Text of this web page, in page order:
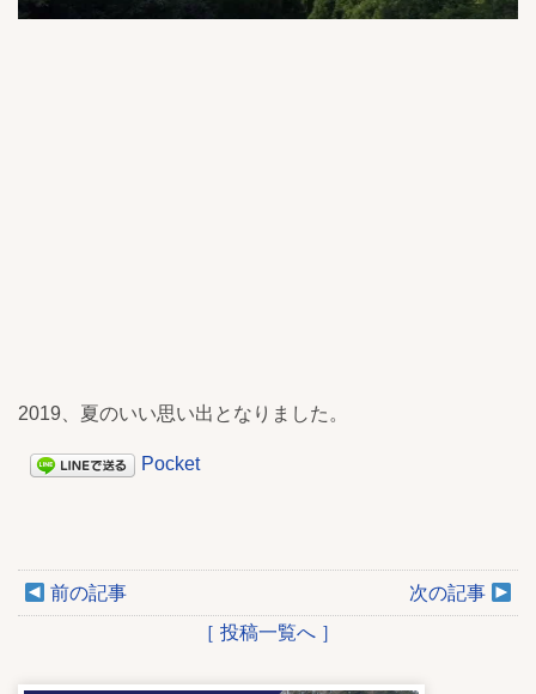
2019、夏のいい思い出となりました。
Pocket
前の記事
次の記事
［ 投稿一覧へ ］